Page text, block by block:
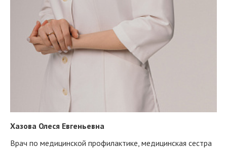
Хазова Олеся Евгеньевна
Врач по медицинской профилактике, медицинская сестра